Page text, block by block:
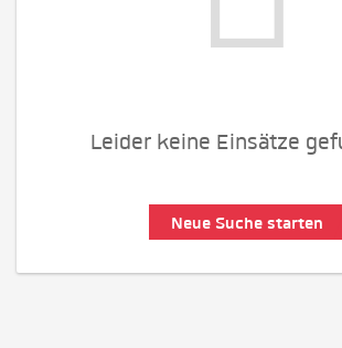
Leider keine Einsätze
Neue Suche starten